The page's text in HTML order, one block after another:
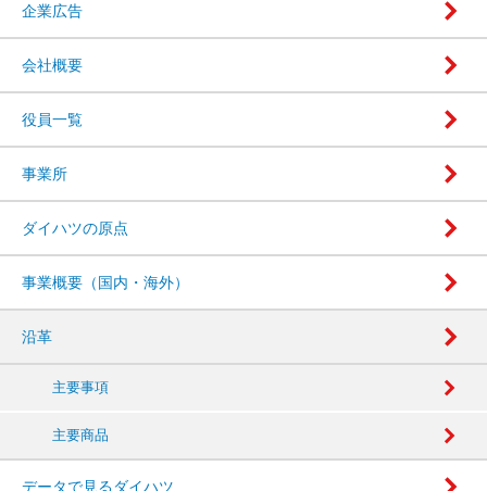
企業広告
会社概要
役員一覧
事業所
ダイハツの原点
事業概要（国内・海外）
沿革
主要事項
主要商品
データで見るダイハツ